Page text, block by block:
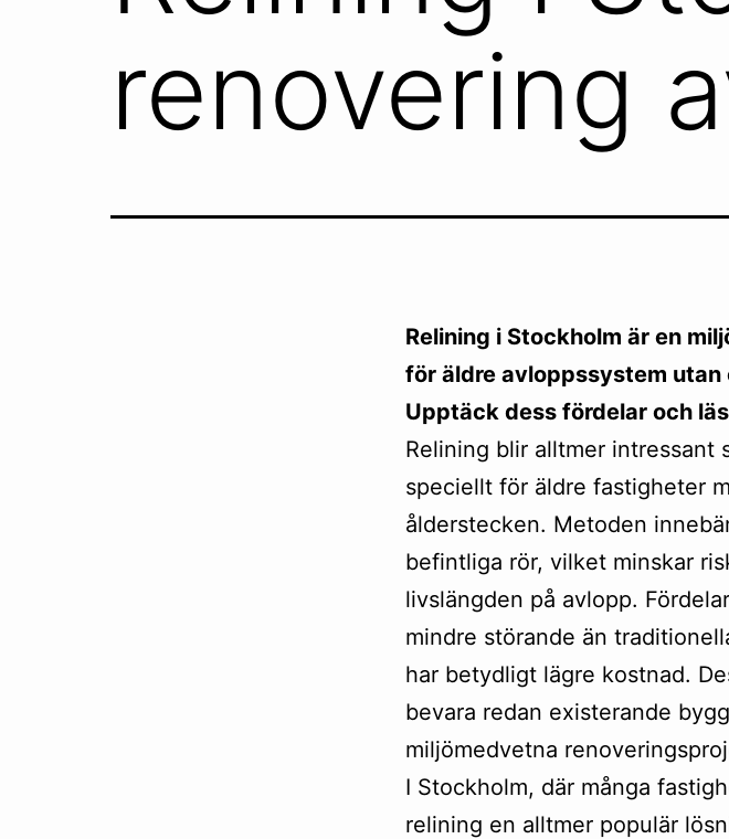
renovering
Relining i Stockholm är en
för äldre avloppssystem
Upptäck dess fördelar och
Relining blir alltmer intressant
speciellt för äldre fastigheter
ålderstecken. Metoden
befintliga rör, vilket minskar
livslängden på avlopp.
mindre störande än
har betydligt lägre kostnad.
bevara redan existerande
miljömedvetna
I Stockholm, där många
relining en alltmer populär